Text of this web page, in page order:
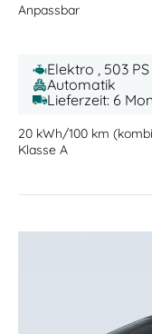
Anpassbar
Elektro , 503
Automatik
Lieferzeit: 6
20 kWh/100 km
Klasse A